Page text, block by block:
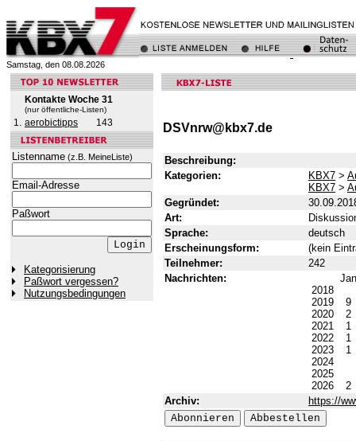
Samstag, den 08.08.2026
Kontakte Woche 31
(nur öffentliche-Listen)
1. aerobictipps 143
Listenname (z.B. MeineListe)
Email-Adresse
Paßwort
Kategorisierung
Paßwort vergessen?
Nutzungsbedingungen
DSVnrw@kbx7.de
Beschreibung:
Kategorien:
KBX7 >
KBX7 >
Gegründet:
Art:
Sprache:
deutsch
Erscheinungsform:
(kein
Teilnehmer:
242
Nachrichten:
2018
2019
9
2020
2
2021
1
2022
1
2023
1
2024
2025
2026
2
Archiv:
https://